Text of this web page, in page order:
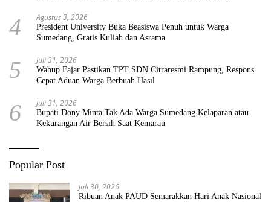
4 Agustus 3, 2026
President University Buka Beasiswa Penuh untuk Warga
Sumedang, Gratis Kuliah dan Asrama
5 Juli 31, 2026
Wabup Fajar Pastikan TPT SDN Citraresmi Rampung, Respons
Cepat Aduan Warga Berbuah Hasil
6 Juli 31, 2026
Bupati Dony Minta Tak Ada Warga Sumedang Kelaparan atau
Kekurangan Air Bersih Saat Kemarau
Popular Post
Juli 30, 2026
Ribuan Anak PAUD Semarakkan Hari Anak Nasional